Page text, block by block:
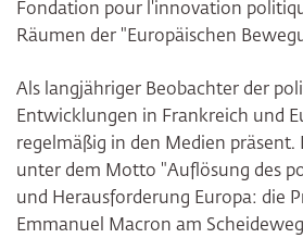
Fondation pour l'innovation
Räumen der "Europäischen
Als langjähriger Beobachter der
Entwicklungen in Frankreich und
regelmäßig in den Medien präsent.
unter dem Motto "Auflösung des
und Herausforderung Europa: die
Emmanuel Macron am